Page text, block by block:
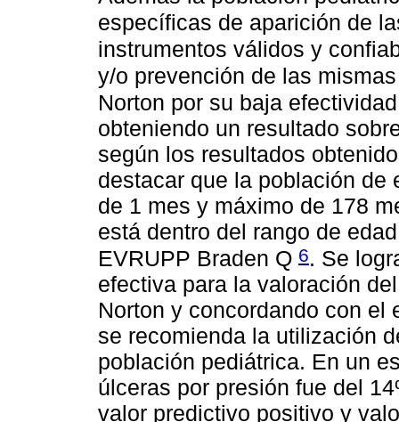
específicas de aparición de
instrumentos válidos y
y/o prevención de las
Norton por su baja
obteniendo un resultado
según los resultados
destacar que la población de
de 1 mes y máximo de 178
está dentro del rango de
EVRUPP Braden Q 6. Se
efectiva para la valoración
Norton y concordando con el
se recomienda la utilización
población pediátrica. En un
úlceras por presión fue del
valor predictivo positivo y